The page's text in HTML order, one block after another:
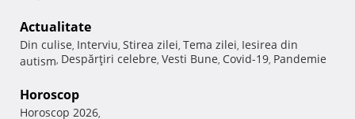
Actualitate
Din culise, Interviu, Stirea zilei, Tema zilei, Iesirea din
autism, Despărţiri celebre, Vesti Bune, Covid-19, Pandemie
Horoscop
Horoscop 2026,